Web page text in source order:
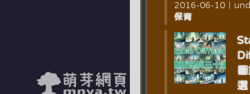
2016-06-10｜
保育
選